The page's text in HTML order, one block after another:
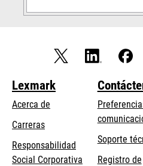
opens
Lexmark
Acerca de
Carreras
Responsabilidad
Social Corporativa opens
Soporte
Registro de